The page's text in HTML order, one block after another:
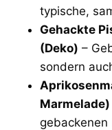
typische,
Gehackte
(Deko) –
sondern
Marmelade)
gebackenen